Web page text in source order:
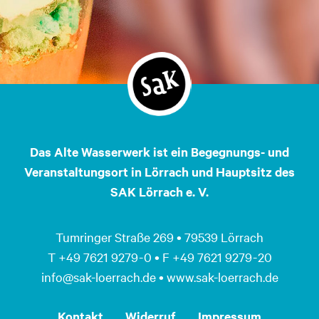
Das Alte Wasserwerk ist ein Begegnungs- und
Veranstaltungsort in Lörrach und Hauptsitz des
SAK Lörrach e. V.
Tumringer Straße 269 • 79539 Lörrach
T +49 7621 9279 - 0 • F +49 7621 9279 - 20
info@sak-loerrach.de • www.sak-loerrach.de